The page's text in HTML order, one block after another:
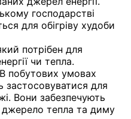
господарстві
для обігріву худоби
потрібен для
чи тепла.
побутових умовах
застосовуватися для
Вони забезпечують
джерело тепла та диму